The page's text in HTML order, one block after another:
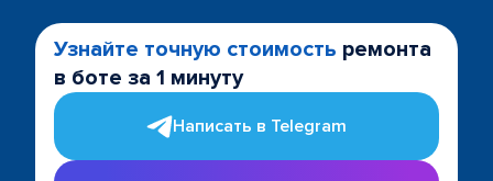
Узнайте точную стоимость ремонта
в боте за 1 минуту
Написать в Telegram